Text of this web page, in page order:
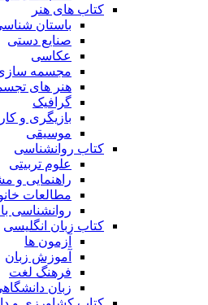
کتاب های هنر
باستان
صنایع دستی
عکاسی
مجسمه
هنر های
گرافیک
بازیگری و
موسیقی
کتاب روانشناسی
علوم تربیتی
راهنمایی و
مطالعات
روانشناسی
کتاب زبان انگلیسی
آزمون ها
آموزش زبان
فرهنگ لغت
زبان